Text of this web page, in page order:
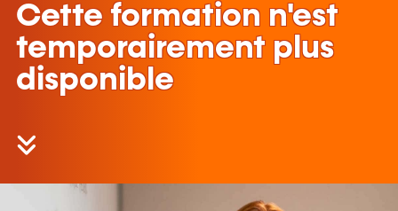
Cette formation n'est
temporairement plus
disponible